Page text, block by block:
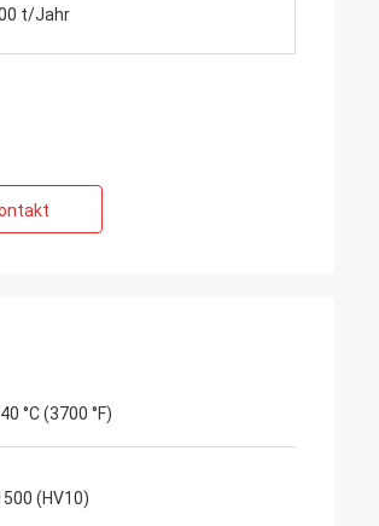
t/Jahr
°C (3700 °F)
(HV10)